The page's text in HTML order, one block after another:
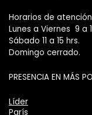
Horarios de
Lunes a Viernes 9 a
Sábado 11 a 15 hrs.
Domingo cerrado.
PRESENCIA EN MÁS
Líder
París